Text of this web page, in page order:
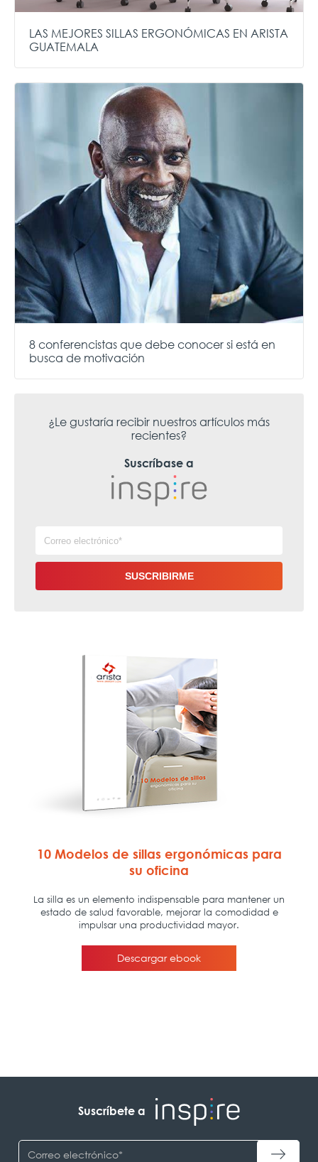
LAS MEJORES SILLAS ERGONÓMICAS EN ARISTA
GUATEMALA
8 conferencistas que debe conocer si está en
busca de motivación
¿Le gustaría recibir nuestros artículos más
recientes?
Suscríbase a
Suscríbete a